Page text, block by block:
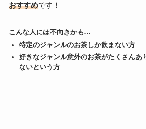
おすすめです！
こんな人には不向きかも…
特定のジャンルのお茶しか飲まない方
好きなジャンル意外のお茶がたくさんあ
ないという方